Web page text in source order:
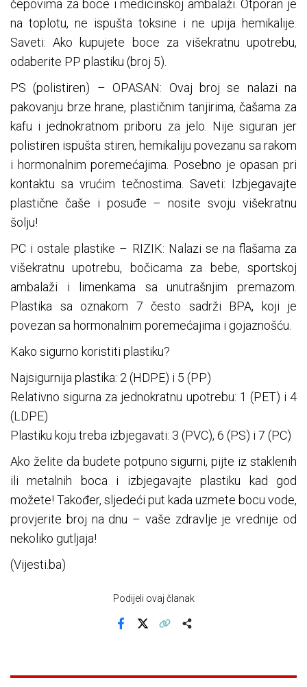
čepovima za boce i medicinskoj ambalaži. Otporan je
na toplotu, ne ispušta toksine i ne upija hemikalije.
Saveti: Ako kupujete boce za višekratnu upotrebu,
odaberite PP plastiku (broj 5).
PS (polistiren) – OPASAN: Ovaj broj se nalazi na
pakovanju brze hrane, plastičnim tanjirima, čašama za
kafu i jednokratnom priboru za jelo. Nije siguran jer
polistiren ispušta stiren, hemikaliju povezanu sa rakom
i hormonalnim poremećajima. Posebno je opasan pri
kontaktu sa vrućim tečnostima. Saveti: Izbjegavajte
plastične čaše i posuđe – nosite svoju višekratnu
šolju!
PC i ostale plastike – RIZIK: Nalazi se na flašama za
višekratnu upotrebu, bočicama za bebe, sportskoj
ambalaži i limenkama sa unutrašnjim premazom.
Plastika sa oznakom 7 često sadrži BPA, koji je
povezan sa hormonalnim poremećajima i gojaznošću.
Kako sigurno koristiti plastiku?
Najsigurnija plastika: 2 (HDPE) i 5 (PP)
Relativno sigurna za jednokratnu upotrebu: 1 (PET) i 4
(LDPE)
Plastiku koju treba izbjegavati: 3 (PVC), 6 (PS) i 7 (PC)
Ako želite da budete potpuno sigurni, pijte iz staklenih
ili metalnih boca i izbjegavajte plastiku kad god
možete! Također, sljedeći put kada uzmete bocu vode,
provjerite broj na dnu – vaše zdravlje je vrednije od
nekoliko gutljaja!
(Vijesti.ba)
Podijeli ovaj članak